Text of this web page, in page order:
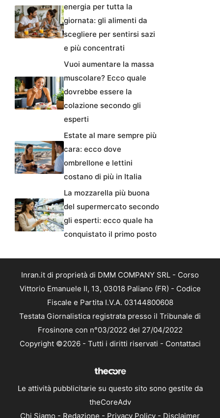
energia per tutta la
giornata: gli alimenti da
scegliere per sentirsi sazi
e più concentrati
Vuoi aumentare la massa
muscolare? Ecco quale
dovrebbe essere la
colazione secondo gli
esperti
Estate al mare sempre più
cara: ecco dove
ombrellone e lettini
costano di più in Italia
La mozzarella più buona
del supermercato secondo
gli esperti: ecco quale ha
conquistato il primo posto
Inran.it di proprietà di DMM COMPANY SRL - Corso
Vittorio Emanuele II, 13, 03018 Paliano (FR) - Codice
Fiscale e Partita I.V.A. 03144800608
Testata Giornalistica registrata presso il Tribunale di
Frosinone con n°03/2022 del 27/04/2022
Copyright ©2026 - Tutti i diritti riservati - Contattaci
Le attività pubblicitarie su questo sito sono gestite da
theCoreAdv
Chi Siamo - Redazione - Privacy Policy - Disclaimer